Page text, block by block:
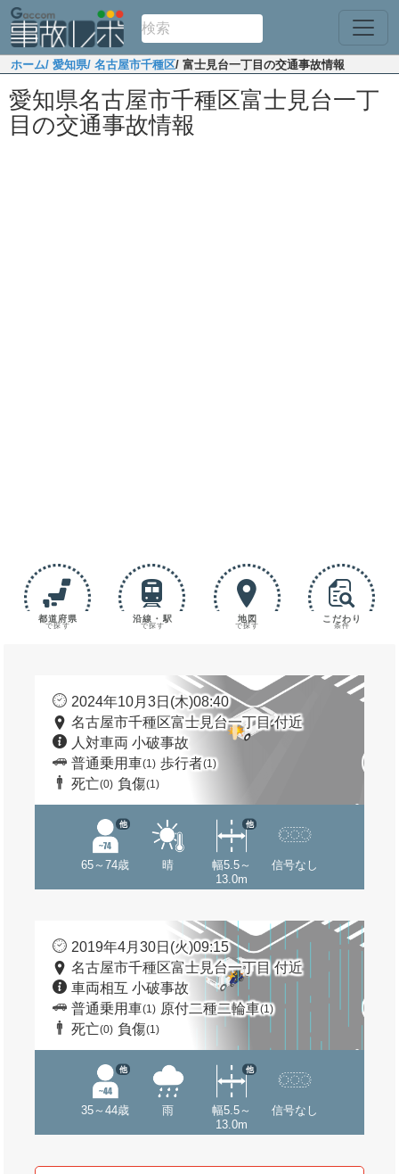
ホーム/ 愛知県/ 名古屋市千種区/ 富士見台一丁目の交通事故情報
愛知県名古屋市千種区富士見台一丁
目の交通事故情報
都道府県
で探す
沿線・駅
で探す
地図
で探す
こだわり
条件
2024年10月3日(木)08:40
名古屋市千種区富士見台一丁目 付近
人対車両 小破事故
普通乗用車(1) 歩行者(1)
死亡(0) 負傷(1)
65～74歳
他
晴
幅5.5～
13.0m
他
信号なし
2019年4月30日(火)09:15
名古屋市千種区富士見台一丁目 付近
車両相互 小破事故
普通乗用車(1) 原付二種二輪車(1)
死亡(0) 負傷(1)
35～44歳
他
雨
幅5.5～
13.0m
他
信号なし